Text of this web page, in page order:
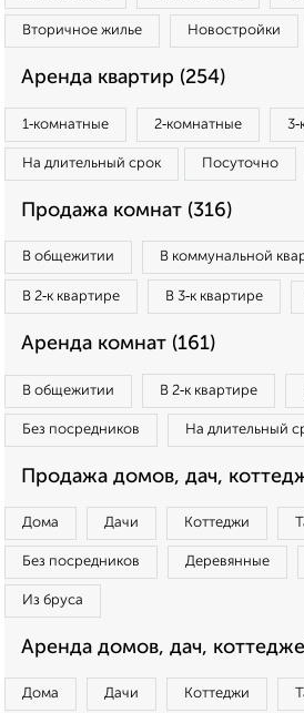
Вторичное жилье Новостройки
Аренда квартир (254)
1‑комнатные 2‑комнатные
На длительный срок Посуточно
Продажа комнат (316)
В общежитии В коммунальной
В 2‑к квартире В 3‑к квартире
Аренда комнат (161)
В общежитии В 2‑к квартире
Без посредников На длительный
Продажа домов, дач,
Дома Дачи Коттеджи
Без посредников Деревянные
Из бруса
Аренда домов, дач,
Дома Дачи Коттеджи